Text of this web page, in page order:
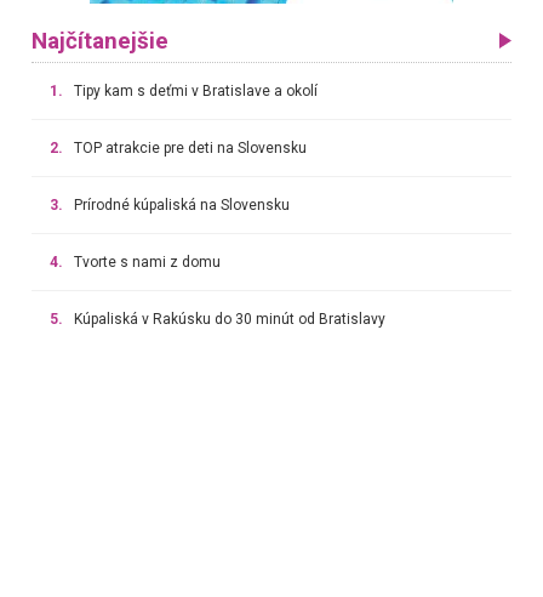
Najčítanejšie
1. Tipy kam s deťmi v Bratislave a okolí
2. TOP atrakcie pre deti na Slovensku
3. Prírodné kúpaliská na Slovensku
4. Tvorte s nami z domu
5. Kúpaliská v Rakúsku do 30 minút od Bratislavy